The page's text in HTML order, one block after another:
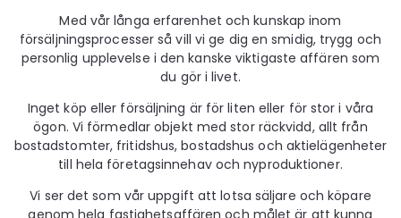
Med vår långa erfarenhet och kunskap inom
försäljningsprocesser så vill vi ge dig en smidig, trygg och
personlig upplevelse i den kanske viktigaste affären som
du gör i livet.
Inget köp eller försäljning är för liten eller för stor i våra
ögon. Vi förmedlar objekt med stor räckvidd, allt från
bostadstomter, fritidshus, bostadshus och aktielägenheter
till hela företagsinnehav och nyproduktioner.
Vi ser det som vår uppgift att lotsa säljare och köpare